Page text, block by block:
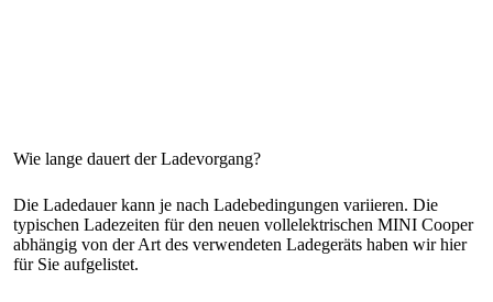
Die Ladedauer kann je nach Ladebedingungen variieren. Die
typischen Ladezeiten für den neuen vollelektrischen MINI Cooper
abhängig von der Art des verwendeten Ladegeräts haben wir hier
für Sie aufgelistet.